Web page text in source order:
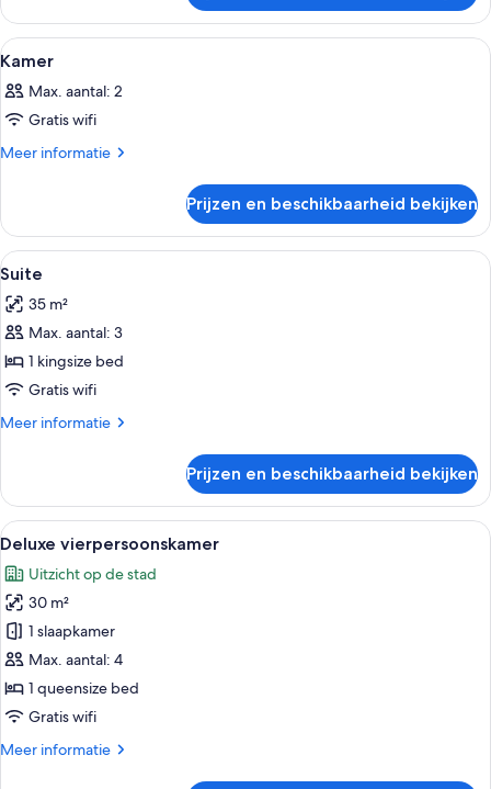
Alle
foto's
voor
Kamer
laden
Een moderne slaapkamer met een
9
Kamer
Max. aantal: 2
Gratis wifi
Meer informatie
Meer
Prijzen en beschikbaarheid bekijken
Alle
foto's
voor
Suite
laden
Een moderne hotelkamer met een
6
Suite
35 m²
Max. aantal: 3
1 kingsize bed
Gratis wifi
Meer informatie
Meer
Prijzen en beschikbaarheid bekijken
Alle
foto's
voor
Deluxe
vierpersoonskamer
laden
Hotelkamer met een groot bed, een
4
Deluxe vierpersoonskamer
Uitzicht op de stad
30 m²
1 slaapkamer
Max. aantal: 4
1 queensize bed
Gratis wifi
Meer informatie
Meer